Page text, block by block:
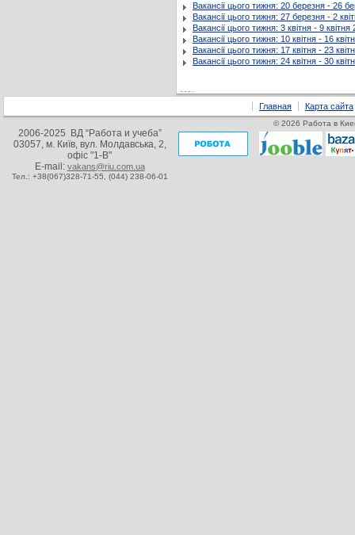
Вакансії цього тижня: 20 березня - 26
Вакансії цього тижня: 27 березня - 2
Вакансії цього тижня: 3 квітня - 9 квітня
Вакансії цього тижня: 10 квітня - 16
Вакансії цього тижня: 17 квітня - 23
Вакансії цього тижня: 24 квітня - 30
Главная Карта сайта
2006-2025 ВД “Работа и учеба”
03057, м. Київ, вул. Молдавська, 2,
офіс "1-В"
E-mail: vakans@riu.com.ua
Тел.: +38(067)328-71-55, (044) 238-06-01
© 2026 Работа в